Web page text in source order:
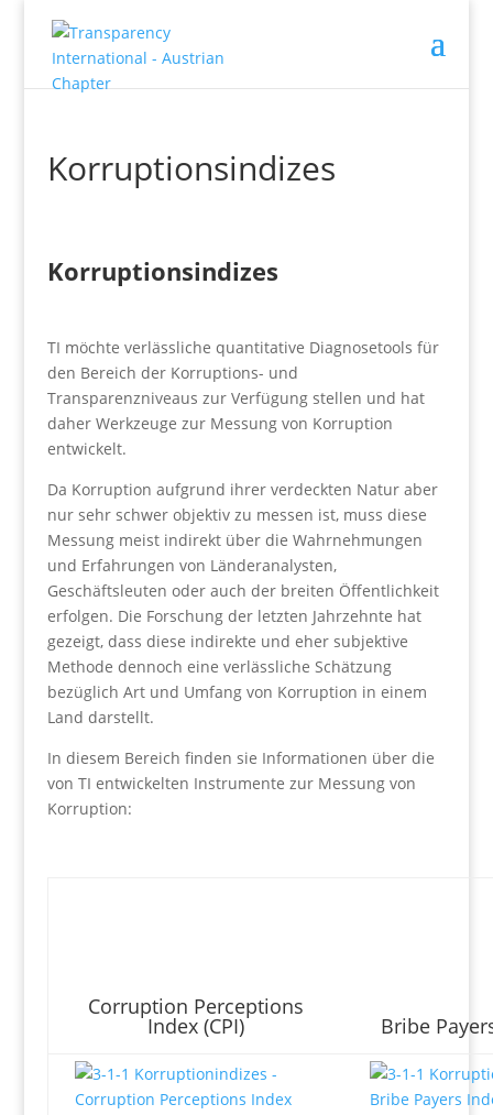
Korruptionsindizes
Korruptionsindizes
TI möchte verlässliche quantitative Diagnosetools für
den Bereich der Korruptions- und
Transparenzniveaus zur Verfügung stellen und hat
daher Werkzeuge zur Messung von Korruption
entwickelt.
Da Korruption aufgrund ihrer verdeckten Natur aber
nur sehr schwer objektiv zu messen ist, muss diese
Messung meist indirekt über die Wahrnehmungen
und Erfahrungen von Länderanalysten,
Geschäftsleuten oder auch der breiten Öffentlichkeit
erfolgen. Die Forschung der letzten Jahrzehnte hat
gezeigt, dass diese indirekte und eher subjektive
Methode dennoch eine verlässliche Schätzung
bezüglich Art und Umfang von Korruption in einem
Land darstellt.
In diesem Bereich finden sie Informationen über die
von TI entwickelten Instrumente zur Messung von
Korruption:
Corruption Perceptions
Index (CPI) Bribe